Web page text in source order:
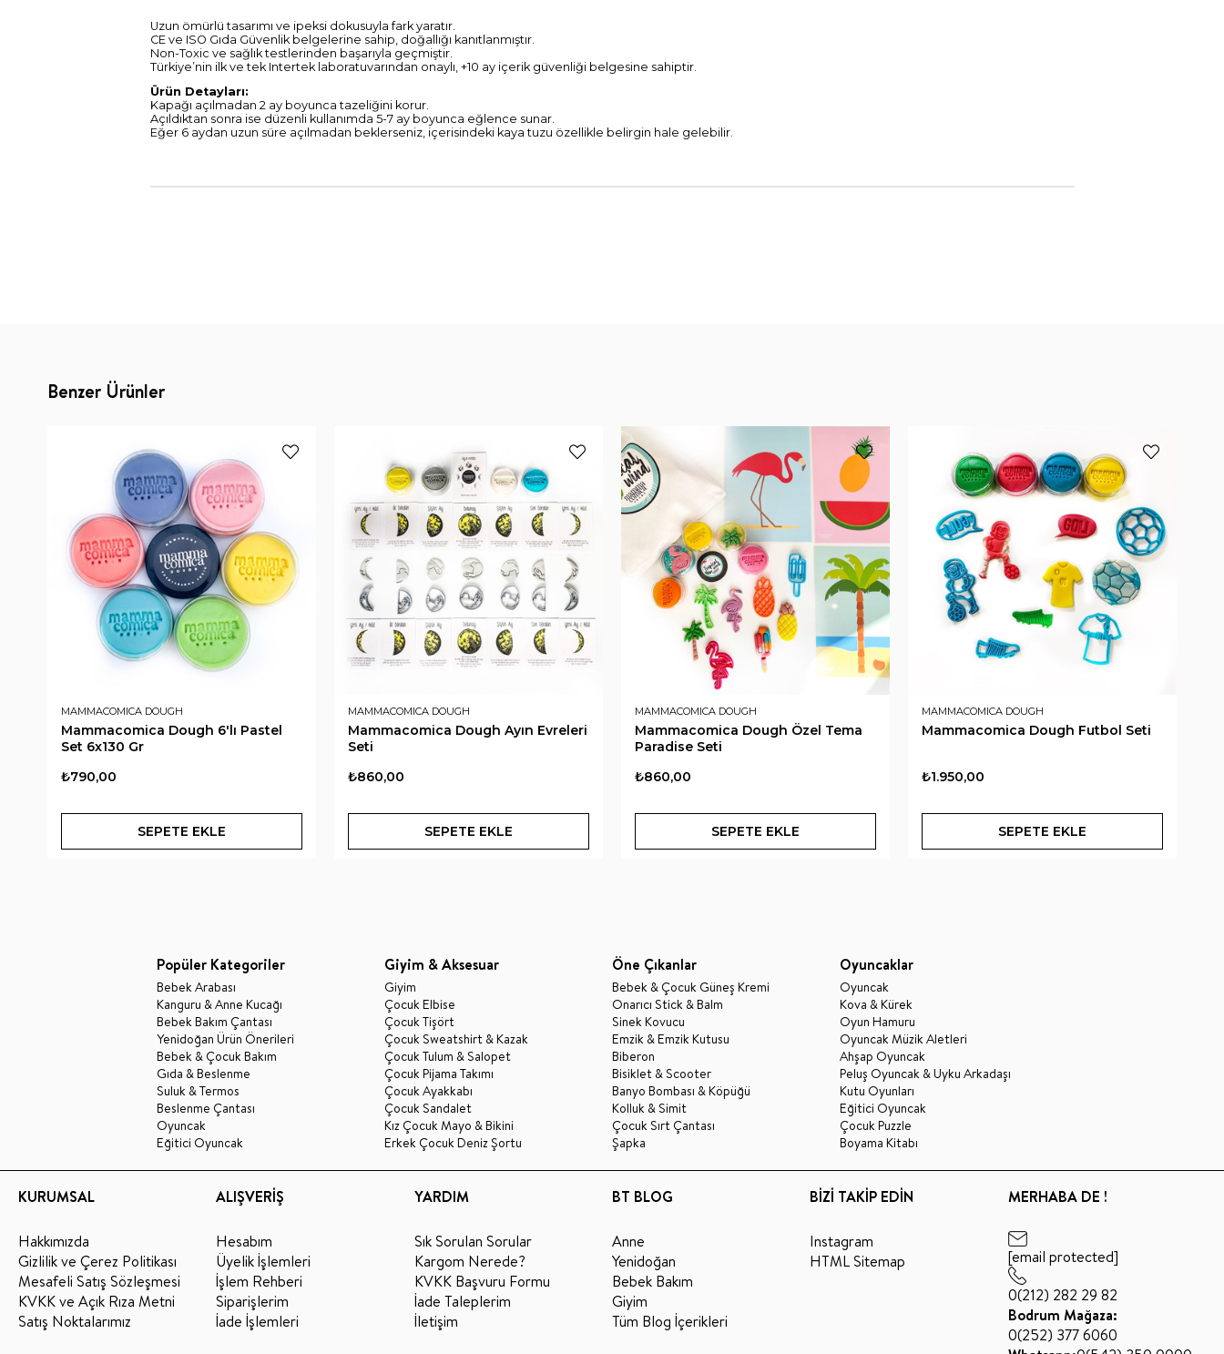
Uzun ömürlü tasarımı ve ipeksi dokusuyla fark yaratır.
CE ve ISO Gıda Güvenlik belgelerine sahip, doğallığı kanıtlanmıştır.
Non-Toxic ve sağlık testlerinden başarıyla geçmiştir.
Türkiye’nin ilk ve tek Intertek laboratuvarından onaylı, +10 ay içerik güvenliği belgesine sahiptir.
Ürün Detayları:
Kapağı açılmadan 2 ay boyunca tazeliğini korur.
Açıldıktan sonra ise düzenli kullanımda 5-7 ay boyunca eğlence sunar.
Eğer 6 aydan uzun süre açılmadan beklerseniz, içerisindeki kaya tuzu özellikle belirgin hale gelebilir.
Benzer Ürünler
MAMMACOMICA DOUGH
Mammacomica Dough 6'lı Pastel
Set 6x130 Gr
₺790,00
SEPETE EKLE
MAMMACOMICA DOUGH
Mammacomica Dough Ayın Evreleri
Seti
₺860,00
SEPETE EKLE
MAMMACOMICA DOUGH
Mammacomica Dough Özel Tema
Paradise Seti
₺860,00
SEPETE EKLE
MAMMACOMICA DOUGH
Mammacomica Dough Futbol Seti
₺1.950,00
SEPETE EKLE
Popüler Kategoriler
Bebek Arabası
Kanguru & Anne Kucağı
Bebek Bakım Çantası
Yenidoğan Ürün Önerileri
Bebek & Çocuk Bakım
Gıda & Beslenme
Suluk & Termos
Beslenme Çantası
Oyuncak
Eğitici Oyuncak
Giyim & Aksesuar
Giyim
Çocuk Elbise
Çocuk Tişört
Çocuk Sweatshirt & Kazak
Çocuk Tulum & Salopet
Çocuk Pijama Takımı
Çocuk Ayakkabı
Çocuk Sandalet
Kız Çocuk Mayo & Bikini
Erkek Çocuk Deniz Şortu
Öne Çıkanlar
Bebek & Çocuk Güneş Kremi
Onarıcı Stick & Balm
Sinek Kovucu
Emzik & Emzik Kutusu
Biberon
Bisiklet & Scooter
Banyo Bombası & Köpüğü
Kolluk & Simit
Çocuk Sırt Çantası
Şapka
Oyuncaklar
Oyuncak
Kova & Kürek
Oyun Hamuru
Oyuncak Müzik Aletleri
Ahşap Oyuncak
Peluş Oyuncak & Uyku Arkadaşı
Kutu Oyunları
Eğitici Oyuncak
Çocuk Puzzle
Boyama Kitabı
KURUMSAL
Hakkımızda
Gizlilik ve Çerez Politikası
Mesafeli Satış Sözleşmesi
KVKK ve Açık Rıza Metni
Satış Noktalarımız
ALIŞVERİŞ
Hesabım
Üyelik İşlemleri
İşlem Rehberi
Siparişlerim
İade İşlemleri
YARDIM
Sık Sorulan Sorular
Kargom Nerede?
KVKK Başvuru Formu
İade Taleplerim
İletişim
BT BLOG
Anne
Yenidoğan
Bebek Bakım
Giyim
Tüm Blog İçerikleri
BİZİ TAKİP EDİN
Instagram
HTML Sitemap
MERHABA DE !
[email protected]
0(212) 282 29 82
Bodrum Mağaza:
0(252) 377 6060